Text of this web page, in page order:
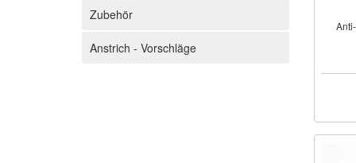
Zubehör
Anstrich - Vorschläge